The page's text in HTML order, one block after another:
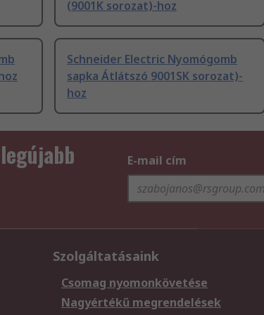
(9001K sorozat)-hoz
Schneider Electric Nyomógomb
sapka Átlátszó 9001SK sorozat)-
hoz
E-mail cím
Szolgáltatásaink
Csomag nyomonkövetése
Nagyértékű megrendelések